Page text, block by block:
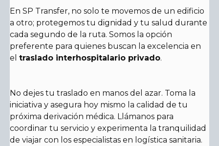
En SP Transfer, no solo te movemos de un edificio
a otro; protegemos tu dignidad y tu salud durante
cada segundo de la ruta. Somos la opción
preferente para quienes buscan la excelencia en
el traslado interhospitalario privado.
No dejes tu traslado en manos del azar. Toma la
iniciativa y asegura hoy mismo la calidad de tu
próxima derivación médica. Llámanos para
coordinar tu servicio y experimenta la tranquilidad
de viajar con los especialistas en logística sanitaria.